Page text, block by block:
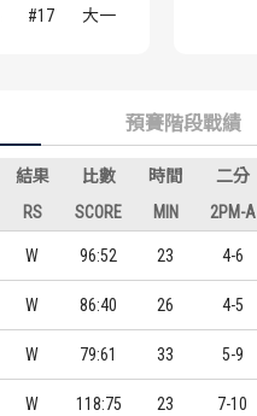
#17 大一
預賽階段戰績
結果 比數 時間 二分
RS SCORE MIN 2PM-A
W 96:52 23 4-6
W 86:40 26 4-5
W 79:61 33 5-9
W 118:75 23 7-10